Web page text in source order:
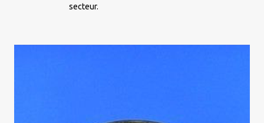
secteur.